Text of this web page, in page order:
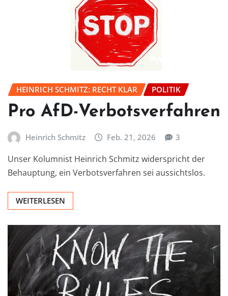
HEINRICH SCHMITZ: RECHT KLAR POLITIK
Pro AfD-Verbotsverfahren
Heinrich Schmitz Feb. 21, 2026 3
Unser Kolumnist Heinrich Schmitz widerspricht der
Behauptung, ein Verbotsverfahren sei aussichtslos.
WEITERLESEN